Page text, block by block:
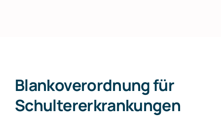
Blanko­verordnung für
Schulter­erkrankungen